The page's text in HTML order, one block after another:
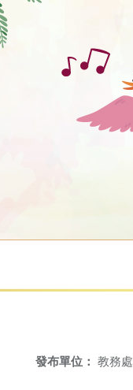
發布單位： 教務處